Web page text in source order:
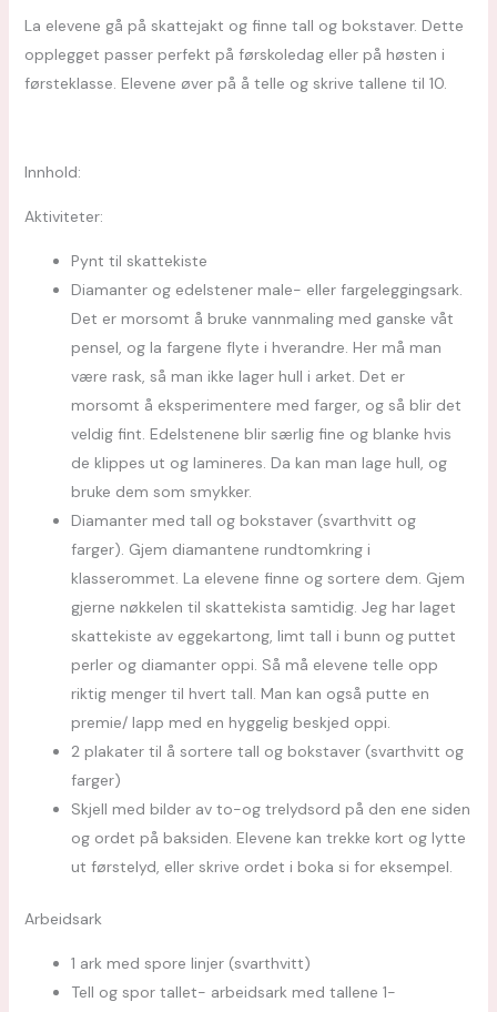
La elevene gå på skattejakt og finne tall og bokstaver. Dette
opplegget passer perfekt på førskoledag eller på høsten i
førsteklasse. Elevene øver på å telle og skrive tallene til 10.
Innhold:
Aktiviteter:
Pynt til skattekiste
Diamanter og edelstener male- eller fargeleggingsark.
Det er morsomt å bruke vannmaling med ganske våt
pensel, og la fargene flyte i hverandre. Her må man
være rask, så man ikke lager hull i arket. Det er
morsomt å eksperimentere med farger, og så blir det
veldig fint. Edelstenene blir særlig fine og blanke hvis
de klippes ut og lamineres. Da kan man lage hull, og
bruke dem som smykker.
Diamanter med tall og bokstaver (svarthvitt og
farger). Gjem diamantene rundtomkring i
klasserommet. La elevene finne og sortere dem. Gjem
gjerne nøkkelen til skattekista samtidig. Jeg har laget
skattekiste av eggekartong, limt tall i bunn og puttet
perler og diamanter oppi. Så må elevene telle opp
riktig menger til hvert tall. Man kan også putte en
premie/ lapp med en hyggelig beskjed oppi.
2 plakater til å sortere tall og bokstaver (svarthvitt og
farger)
Skjell med bilder av to-og trelydsord på den ene siden
og ordet på baksiden. Elevene kan trekke kort og lytte
ut førstelyd, eller skrive ordet i boka si for eksempel.
Arbeidsark
1 ark med spore linjer (svarthvitt)
Tell og spor tallet- arbeidsark med tallene 1-